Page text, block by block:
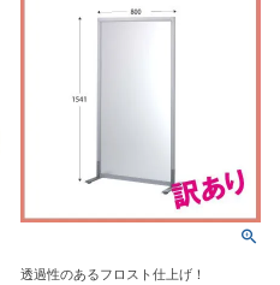
透過性のあるフロスト仕上げ！